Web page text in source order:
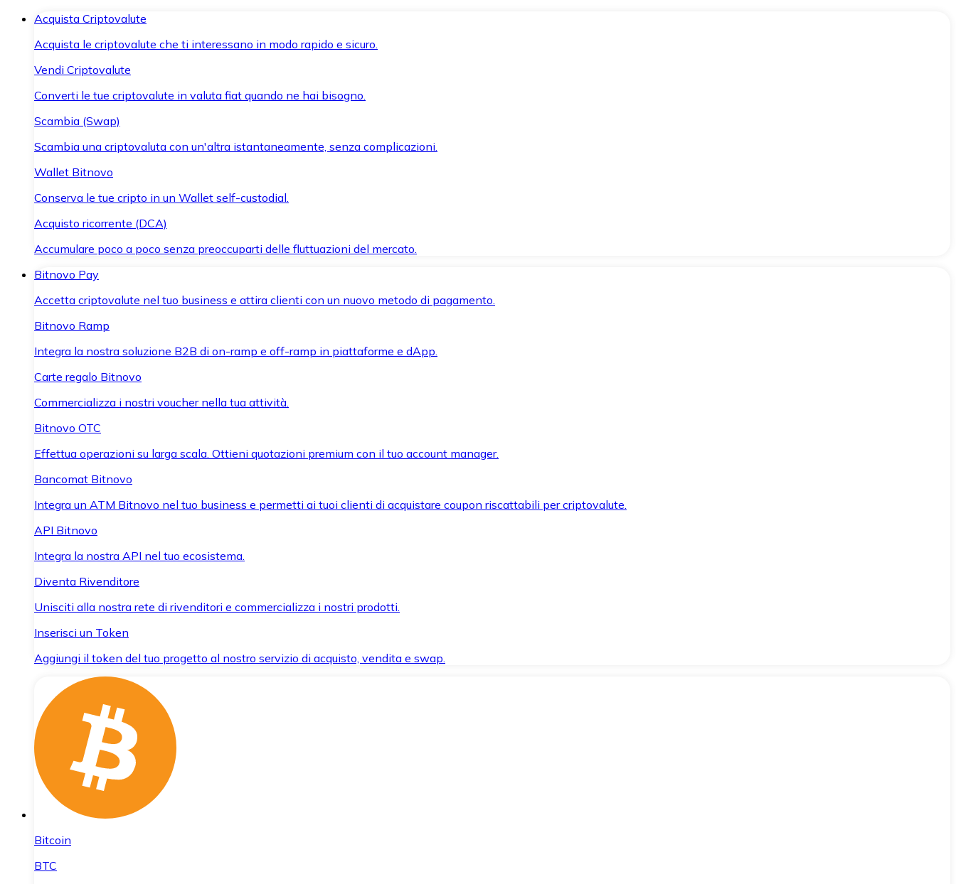
Acquista Criptovalute
Acquista le criptovalute che ti interessano in modo rapido e sicuro.
Vendi Criptovalute
Converti le tue criptovalute in valuta fiat quando ne hai bisogno.
Scambia (Swap)
Scambia una criptovaluta con un'altra istantaneamente, senza complicazioni.
Wallet Bitnovo
Conserva le tue cripto in un Wallet self-custodial.
Acquisto ricorrente (DCA)
Accumulare poco a poco senza preoccuparti delle fluttuazioni del mercato.
Bitnovo Pay
Accetta criptovalute nel tuo business e attira clienti con un nuovo metodo di pagamento.
Bitnovo Ramp
Integra la nostra soluzione B2B di on-ramp e off-ramp in piattaforme e dApp.
Carte regalo Bitnovo
Commercializza i nostri voucher nella tua attività.
Bitnovo OTC
Effettua operazioni su larga scala. Ottieni quotazioni premium con il tuo account manager.
Bancomat Bitnovo
Integra un ATM Bitnovo nel tuo business e permetti ai tuoi clienti di acquistare coupon riscattabili per criptovalute.
API Bitnovo
Integra la nostra API nel tuo ecosistema.
Diventa Rivenditore
Unisciti alla nostra rete di rivenditori e commercializza i nostri prodotti.
Inserisci un Token
Aggiungi il token del tuo progetto al nostro servizio di acquisto, vendita e swap.
Bitcoin
BTC